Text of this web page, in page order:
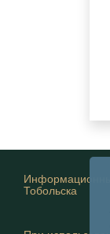
Тобольска